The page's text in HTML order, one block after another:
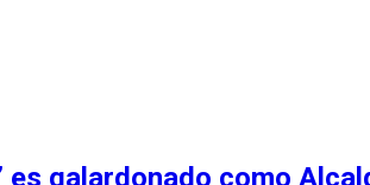
galardonado como